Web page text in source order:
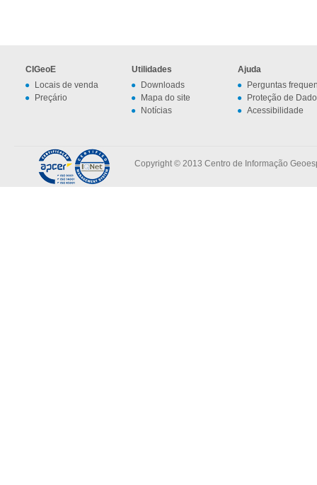
CIGeoE
Locais de venda
Preçário
Utilidades
Downloads
Mapa do site
Notícias
Ajuda
Perguntas
Proteção de
Acessibilidade
Copyright © 2013 Centro de Informação